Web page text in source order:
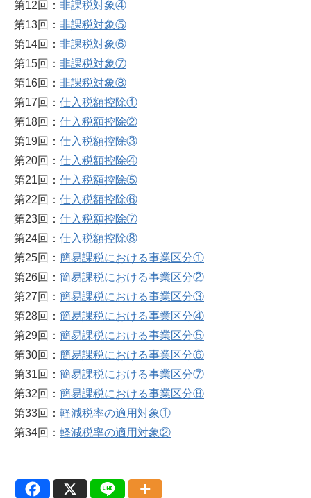
第12回： 非課税対象④
第13回： 非課税対象⑤
第14回： 非課税対象⑥
第15回： 非課税対象⑦
第16回： 非課税対象⑧
第17回： 仕入税額控除①
第18回： 仕入税額控除②
第19回： 仕入税額控除③
第20回： 仕入税額控除④
第21回： 仕入税額控除⑤
第22回： 仕入税額控除⑥
第23回： 仕入税額控除⑦
第24回： 仕入税額控除⑧
第25回： 簡易課税における事業区分①
第26回： 簡易課税における事業区分②
第27回： 簡易課税における事業区分③
第28回： 簡易課税における事業区分④
第29回： 簡易課税における事業区分⑤
第30回： 簡易課税における事業区分⑥
第31回： 簡易課税における事業区分⑦
第32回： 簡易課税における事業区分⑧
第33回： 軽減税率の適用対象①
第34回： 軽減税率の適用対象②